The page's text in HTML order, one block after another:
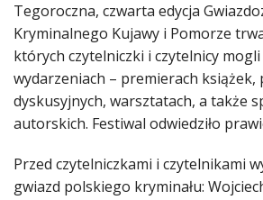
Tegoroczna, czwarta edycja
Kryminalnego Kujawy i Pomorze
których czytelniczki i czytelnicy mogli
wydarzeniach – premierach książek,
dyskusyjnych, warsztatach, a także
autorskich. Festiwal odwiedziło
Przed czytelniczkami i czytelnikami
gwiazd polskiego kryminału: